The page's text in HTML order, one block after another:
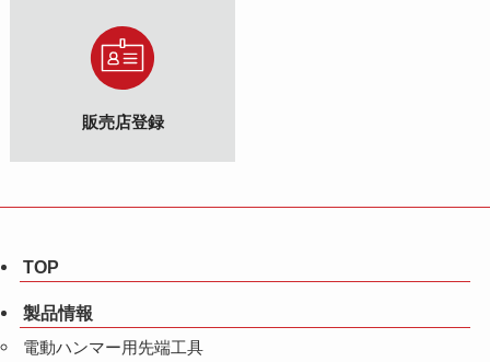
販売店登録
TOP
製品情報
電動ハンマー用先端工具